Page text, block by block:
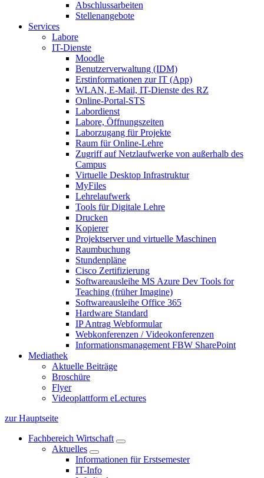
Abschlussarbeiten
Stellenangebote
Services
Labore
IT-Dienste
Moodle
Benutzerverwaltung (IDM)
Erstinformationen zur IT (App)
WLAN, E-Mail, IT-Dienste des RZ
Online-Portal-STS
Labordienst
Labore, Öffnungszeiten
Laborzugang für Projekte
Raum für Online-Lehre
Zugriff auf Netzlaufwerke von außerhalb des
Campus
Virtuelle Desktop Infrastruktur
MyFiles
Lehrelaufwerk
Tools für Digitale Lehre
Drucken
Kopierer
Projektserver und virtuelle Maschinen
Raumbuchung
Stundenpläne
Cisco Zertifizierung
Softwareausleihe MS Azure Dev Tools for
Teaching (früher Imagine)
Softwareausleihe Office 365
Hardware Standard
IP Antrag Webformular
Webkonferenzen / Videokonferenzen
Informationsmanagement FBW SharePoint
Mediathek
Aktuelle Beiträge
Broschüre
Flyer
Videoplattform eLectures
zur Hauptseite
Fachbereich Wirtschaft
Aktuelles
Informationen für Erstsemester
IT-Info